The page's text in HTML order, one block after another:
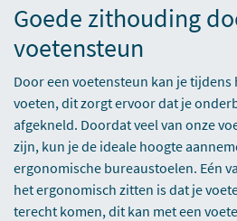
Goede zithouding
voetensteun
Door een voetensteun kan je
voeten, dit zorgt ervoor dat je
afgekneld. Doordat veel van onze
zijn, kun je de ideale hoogte
ergonomische bureaustoelen. Eén
het ergonomisch zitten is dat je
terecht komen, dit kan met een